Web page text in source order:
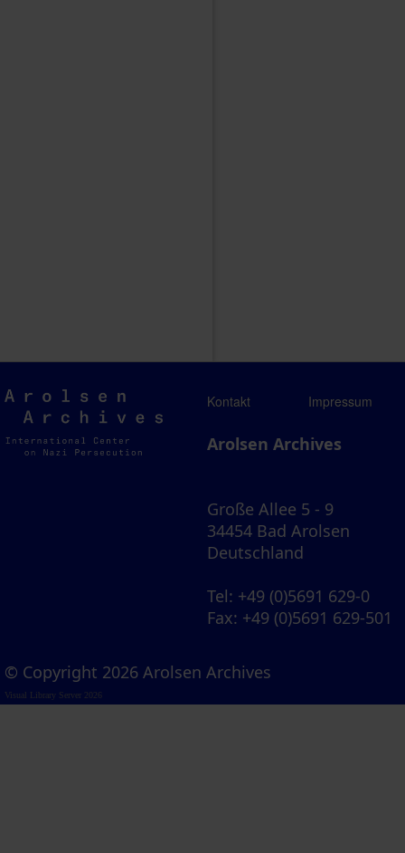
Arolsen
Archives
Kontakt Impressum
Arolsen Archives
Große Allee 5 - 9
34454 Bad Arolsen
Deutschland
Tel: +49 (0)5691 629-0
Fax: +49 (0)5691 629-501
© Copyright 2026 Arolsen Archives
Visual Library Server 2026